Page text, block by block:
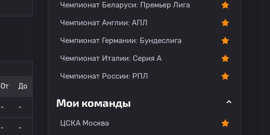
От До
- -
- -
Чемпионат Беларуси: Премьер Лига
Чемпионат Англии: АПЛ
Чемпионат Германии: Бундеслига
Чемпионат Италии: Серия А
Чемпионат России: РПЛ
Мои команды
ЦСКА Москва